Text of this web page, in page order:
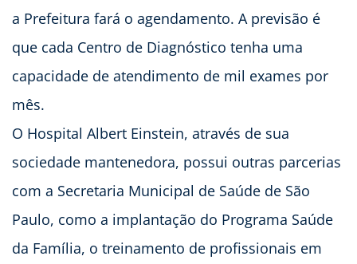
a Prefeitura fará o agendamento. A previsão é
que cada Centro de Diagnóstico tenha uma
capacidade de atendimento de mil exames por
mês.
O Hospital Albert Einstein, através de sua
sociedade mantenedora, possui outras parcerias
com a Secretaria Municipal de Saúde de São
Paulo, como a implantação do Programa Saúde
da Família, o treinamento de profissionais em